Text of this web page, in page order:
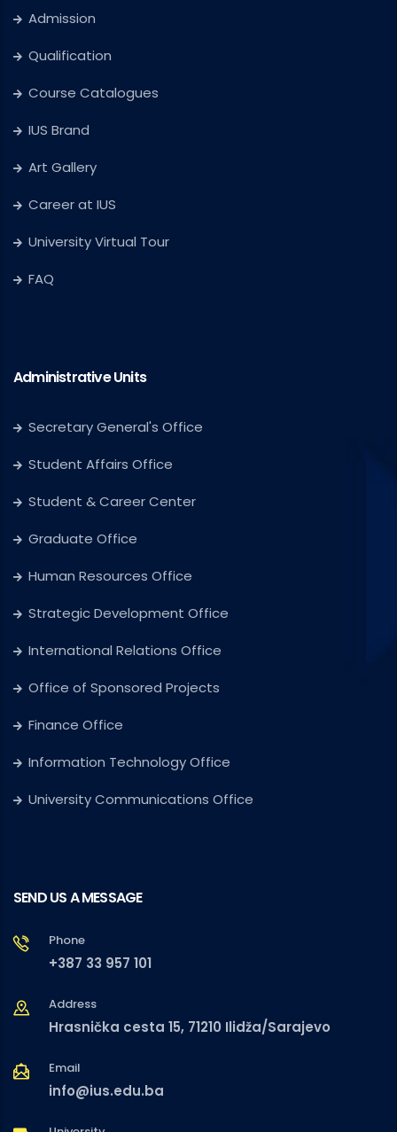
Admission
Qualification
Course Catalogues
IUS Brand
Art Gallery
Career at IUS
University Virtual Tour
FAQ
Administrative Units
Secretary General's Office
Student Affairs Office
Student & Career Center
Graduate Office
Human Resources Office
Strategic Development Office
International Relations Office
Office of Sponsored Projects
Finance Office
Information Technology Office
University Communications Office
SEND US A MESSAGE
Phone
+387 33 957 101
Address
Hrasnička cesta 15, 71210 Ilidža/Sarajevo
Email
info@ius.edu.ba